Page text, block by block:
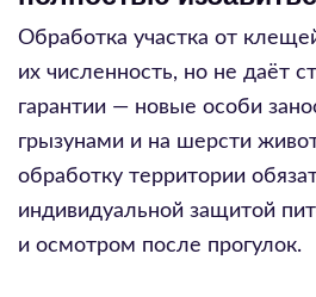
Обработка участка от
их численность, но не даёт
гарантии — новые особи
грызунами и на шерсти
обработку территории
индивидуальной защитой
и осмотром после прогулок.